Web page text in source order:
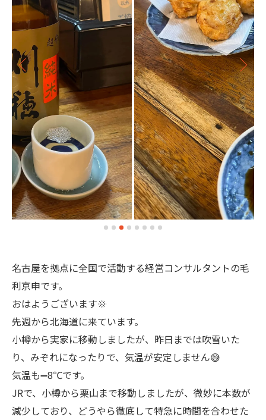
名古屋を拠点に全国で活動する経営コンサルタントの毛
利京申です。
おはようございます🌞
先週から北海道に来ています。
小樽から実家に移動しましたが、昨日までは吹雪いた
り、みぞれになったりで、気温が安定しません😅
気温も➖8℃です。
JRで、小樽から栗山まで移動しましたが、微妙に本数が
減少しており、どうやら徹底して特急に時間を合わせた